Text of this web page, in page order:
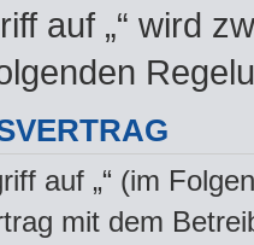
auf „“ wird
auf „“ (im
mit dem